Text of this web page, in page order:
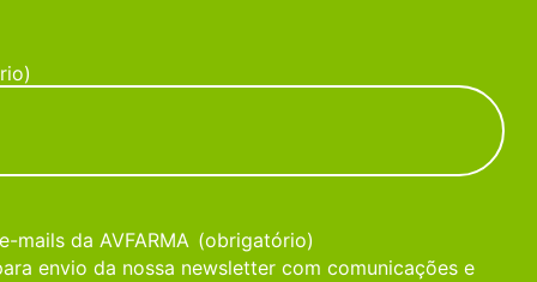
mails da AVFARMA (obrigatório)
envio da nossa newsletter com comunicações e